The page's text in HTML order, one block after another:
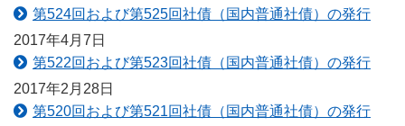
第524回および第525回社債（国内普通社債）の発行
2017年4月7日
第522回および第523回社債（国内普通社債）の発行
2017年2月28日
第520回および第521回社債（国内普通社債）の発行